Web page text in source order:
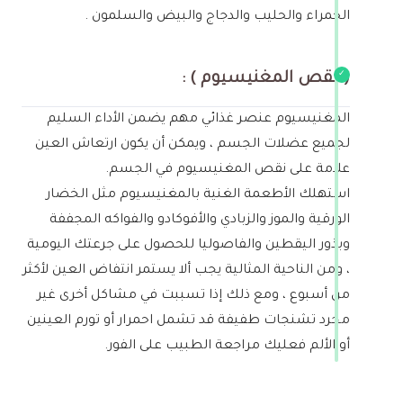
الحمراء والحليب والدجاج والبيض والسلمون .
( نقص المغنيسيوم ) :
المغنيسيوم عنصر غذائي مهم يضمن الأداء السليم
لجميع عضلات الجسم ، ويمكن أن يكون ارتعاش العين
علامة على نقص المغنيسيوم في الجسم.
استهلك الأطعمة الغنية بالمغنيسيوم مثل الخضار
الورقية والموز والزبادي والأفوكادو والفواكه المجففة
وبذور اليقطين والفاصوليا للحصول على جرعتك اليومية
، ومن الناحية المثالية يجب ألا يستمر انتفاض العين لأكثر
من أسبوع ، ومع ذلك إذا تسببت في مشاكل أخرى غير
مجرد تشنجات طفيفة قد تشمل احمرار أو تورم العينين
أو الألم فعليك مراجعة الطبيب على الفور.